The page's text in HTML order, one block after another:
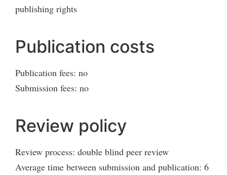
publishing rights
Publication costs
Publication fees: no
Submission fees: no
Review policy
Review process: double blind peer review
Average time between submission and publication: 6